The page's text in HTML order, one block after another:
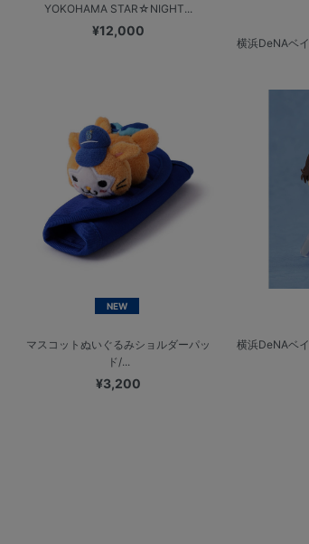
YOKOHAMA STAR☆NIGHT...
¥12,000
横浜DeNAベ
NEW
マスコットぬいぐるみショルダーパッ
ド/...
¥3,200
横浜DeNAベ